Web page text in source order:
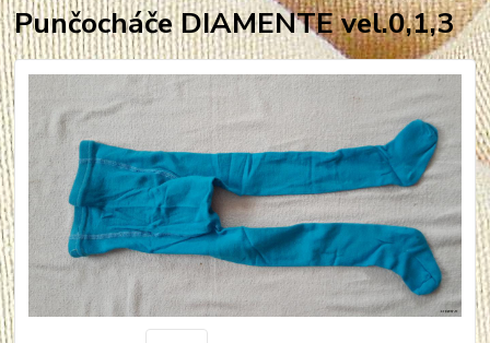
Punčocháče DIAMENTE vel.0,1,3